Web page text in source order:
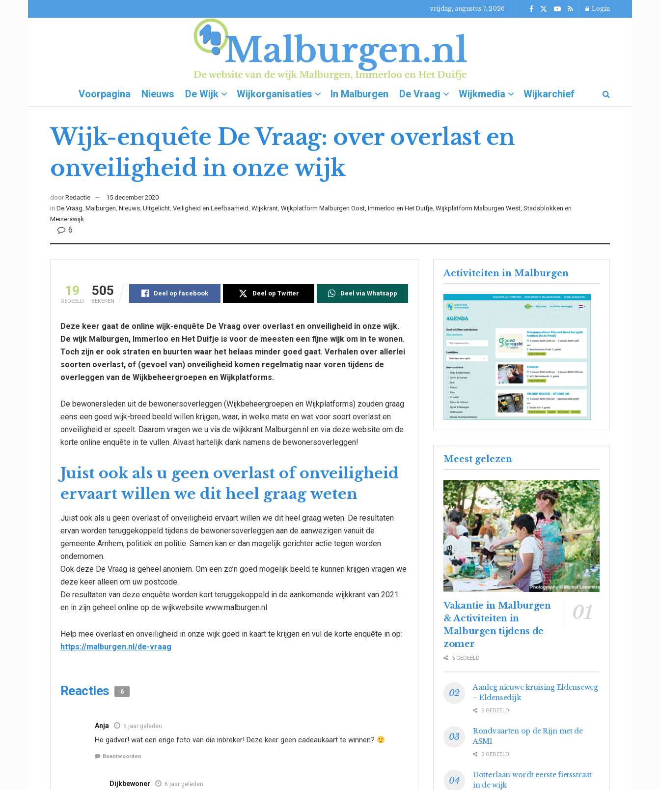
vrijdag, augustus 7, 2026 Login
Voorpagina Nieuws De Wijk Wijkorganisaties In Malburgen De Vraag Wijkmedia Wijkarchief
Wijk-enquête De Vraag: over overlast en
onveiligheid in onze wijk
door Redactie
15 december 2020
in De Vraag, Malburgen, Nieuws, Uitgelicht, Veiligheid en Leefbaarheid , Wijkkrant, Wijkplatform Malburgen Oost, Immerloo en Het Duifje, Wijkplatform Malburgen West, Stadsblokken en
Meinerswijk
6
19
GEDEELD
505
BEKEKEN
Deel op facebook Deel op Twitter Deel via Whatsapp
Deze keer gaat de online wijk-enquête De Vraag over overlast en onveiligheid in onze wijk.
De wijk Malburgen, Immerloo en Het Duifje is voor de meesten een fijne wijk om in te wonen.
Toch zijn er ook straten en buurten waar het helaas minder goed gaat. Verhalen over allerlei
soorten overlast, of (gevoel van) onveiligheid komen regelmatig naar voren tijdens de
overleggen van de Wijkbeheergroepen en Wijkplatforms.
De bewonersleden uit de bewonersoverleggen (Wijkbeheergroepen en Wijkplatforms) zouden graag
eens een goed wijk-breed beeld willen krijgen, waar, in welke mate en wat voor soort overlast en
onveiligheid er speelt. Daarom vragen we u via de wijkkrant Malburgen.nl en via deze website om de
korte online enquête in te vullen. Alvast hartelijk dank namens de bewonersoverleggen!
Juist ook als u geen overlast of onveiligheid
ervaart willen we dit heel graag weten
Juist ook als u geen overlast of onveiligheid ervaart willen we dit heel graag weten. De resultaten
ervan worden teruggekoppeld tijdens de bewonersoverleggen aan de aanwezigen vanuit de
gemeente Arnhem, politiek en politie. Samen kan er dan mogelijk gerichter actie tegen worden
ondernomen.
Ook deze De Vraag is geheel anoniem. Om een zo’n goed mogelijk beeld te kunnen krijgen vragen we
deze keer alleen om uw postcode.
De resultaten van deze enquête worden kort teruggekoppeld in de aankomende wijkkrant van 2021
en in zijn geheel online op de wijkwebsite www.malburgen.nl
Help mee overlast en onveiligheid in onze wijk goed in kaart te krijgen en vul de korte enquête in op:
https://malburgen.nl/de-vraag
Reacties 6
Anja 6 jaar geleden
He gadver! wat een enge foto van die inbreker! Deze keer geen cadeaukaart te winnen?
Beantwoorden
Dijkbewoner 6 jaar geleden
Activiteiten in Malburgen
Meest gelezen
Vakantie in Malburgen
& Activiteiten in
Malburgen tijdens de
zomer
5 GEDEELD
Aanleg nieuwe kruising Eldenseweg
– Eldensedijk
6 GEDEELD
Rondvaarten op de Rijn met de
ASM1
3 GEDEELD
Dotterlaan wordt eerste fietsstraat
in de wijk